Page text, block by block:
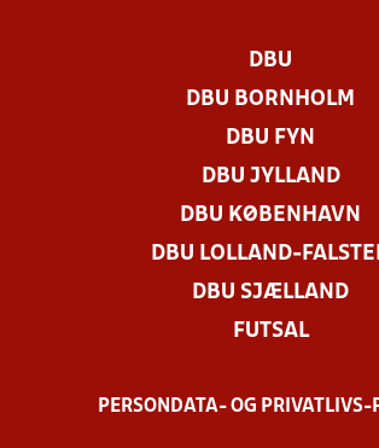
DBU
DBU BORNHOLM
DBU FYN
DBU JYLLAND
DBU KØBENHAVN
DBU LOLLAND-
DBU SJÆLLAND
FUTSAL
PERSONDATA- OG PRIVATLIVS-